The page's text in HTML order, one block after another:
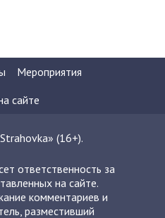
Мероприятия
сайте
(16+).
ответственность за
на сайте.
комментариев и
разместивший